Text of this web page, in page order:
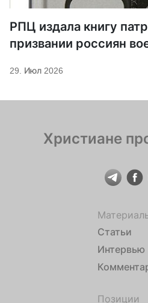
РПЦ издала книгу
призвании россиян
29. Июл 2026
Христиане
Статьи
Интервью
Позиции